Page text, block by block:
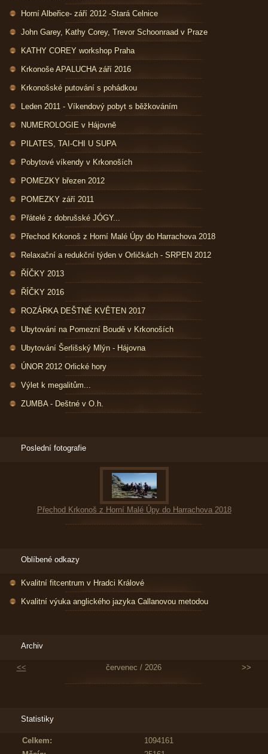
Horní Albeřice- září 2012 -Stará Celnice
John Garey, Kathy Corey, Trevor Schoonraad v Praze
KATHY COREY workshop Praha
Krkonoše APALUCHA září 2016
Krkonošské putování s pohádkou
Leden 2011 - Víkendový pobyt s běžkováním
NUMEROLOGIE v Hájovně
PILATES, TAI-CHI U SUPA
Pobytové víkendy v Krkonoších
POMEZKY březen 2012
POMEZKY září 2011
Přátelé z dobrušské JÓGY...
Přechod Krkonoš z Horní Malé Úpy do Harrachova 2018
Relaxační a redukční týden v Orličkách - SRPEN 2012
ŘÍČKY 2013
ŘÍČKY 2016
ROZÁRKA DEŠTNÉ KVĚTEN 2017
Ubytování na Pomezní Boudě v Krkonoších
Ubytování Šerlišský Mlýn - Hájovna
ÚNOR 2012 Orlické hory
Výlet k megalitům...
ZUMBA - Deštné v O.h.
Poslední fotografie
Přechod Krkonoš z Horní Malé Úpy do Harrachova 2018
Oblíbené odkazy
Kvalitní fitcentrum v Hradci Králové
Kvalitní výuka anglického jazyka Callanovou metodou
Archiv
<< červenec / 2026 >>
Statistiky
Celkem:
1094161